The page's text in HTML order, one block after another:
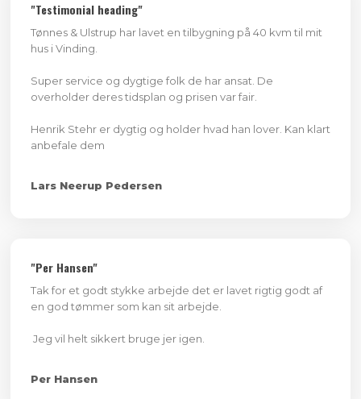
"Testimonial heading"
Tønnes & Ulstrup har lavet en tilbygning på 40 kvm til mit
hus i Vinding.
Super service og dygtige folk de har ansat. De
overholder deres tidsplan og prisen var fair.
Henrik Stehr er dygtig og holder hvad han lover. Kan klart
anbefale dem
Lars Neerup Pedersen
"Per Hansen"
Tak for et godt stykke arbejde det er lavet rigtig godt af
en god tømmer som kan sit arbejde.
Jeg vil helt sikkert bruge jer igen.
Per Hansen